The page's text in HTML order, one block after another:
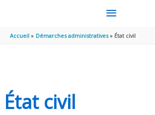
MENU
PRINCIPAL
Accueil Démarches administratives État civil
État civil